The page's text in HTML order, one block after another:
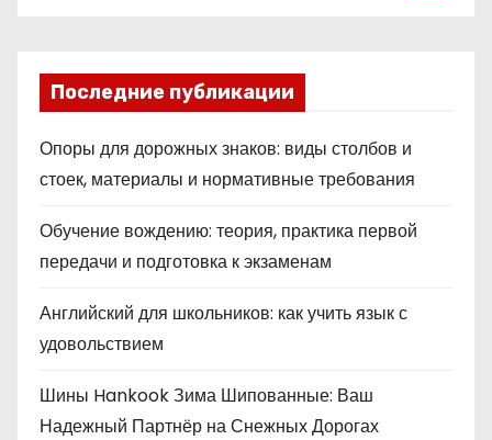
Последние публикации
Опоры для дорожных знаков: виды столбов и
стоек, материалы и нормативные требования
Обучение вождению: теория, практика первой
передачи и подготовка к экзаменам
Английский для школьников: как учить язык с
удовольствием
Шины Hankook Зима Шипованные: Ваш
Надежный Партнёр на Снежных Дорогах